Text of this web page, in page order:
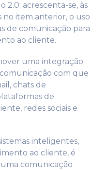
2.0: acrescenta-se, às
no item anterior, o uso
de comunicação para
ao cliente.
uma integração
com que
chats de
de
redes sociais e
inteligentes,
ao cliente, é
comunicação